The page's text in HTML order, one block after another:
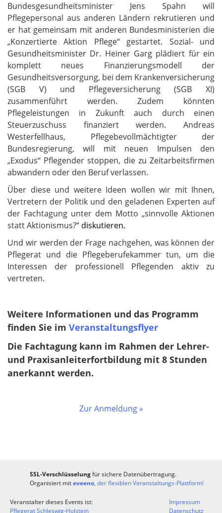
Bundesgesundheitsminister Jens Spahn will
Pflegepersonal aus anderen Ländern rekrutieren und
er hat gemeinsam mit anderen Bundesministerien die
„Konzertierte Aktion Pflege“ gestartet. Sozial- und
Gesundheitsminister Dr. Heiner Garg plädiert für ein
komplett neues Finanzierungsmodell der
Gesundheitsversorgung, bei dem Krankenversicherung
(SGB V) und Pflegeversicherung (SGB XI)
zusammenführt werden. Zudem könnten
Pflegeleistungen in Zukunft auch durch einen
Steuerzuschuss finanziert werden. Andreas
Westerfellhaus, Pflegebevollmächtigter der
Bundesregierung, will mit neuen Impulsen den
„Exodus“ Pflegender stoppen, die zu Zeitarbeitsfirmen
abwandern oder den Beruf verlassen.
Über diese und weitere Ideen wollen wir mit Ihnen,
Vertretern der Politik und den geladenen Experten auf
der Fachtagung unter dem Motto „sinnvolle Aktionen
statt Aktionismus?“ diskutieren.
Und wir werden der Frage nachgehen, was können der
Pflegerat und die Pflegeberufekammer tun, um die
Interessen der professionell Pflegenden aktiv zu
vertreten.
Weitere Informationen und das Programm
finden Sie im Veranstaltungsflyer
Die Fachtagung kann im Rahmen der Lehrer-
und Praxisanleiterfortbildung mit 8 Stunden
anerkannt werden.
Zur Anmeldung »
SSL-Verschlüsselungfür sichere Datenübertragung.
Organisiert miteveeno, der flexiblen Veranstaltungs-Plattform!
Veranstalter dieses Events ist:
Pflegerat Schleswig-Holstein
Impressum
Datenschutz